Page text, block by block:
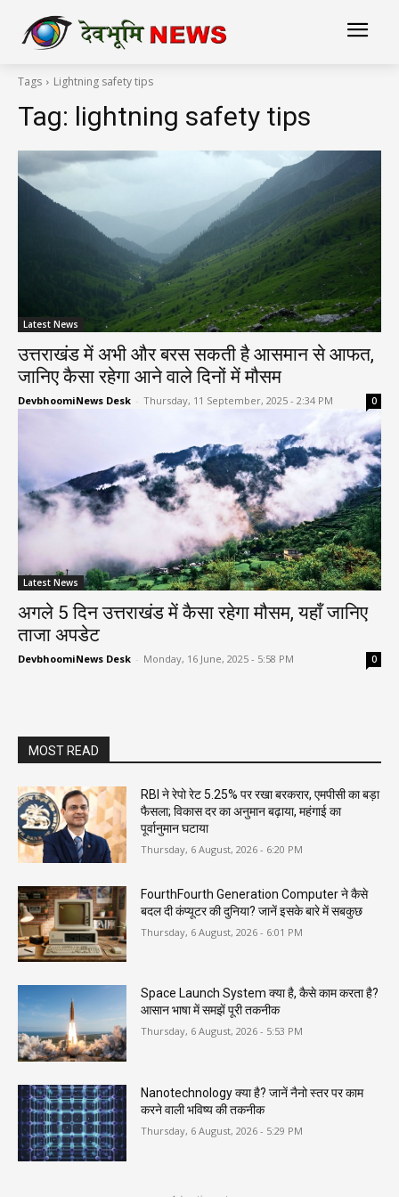
Tags Lightning safety tips
Tag: lightning safety tips
Latest News
उत्तराखंड में अभी और बरस सकती है आसमान से आफत,
जानिए कैसा रहेगा आने वाले दिनों में मौसम
DevbhoomiNews Desk - Thursday, 11 September, 2025 - 2:34 PM 0
Latest News
अगले 5 दिन उत्तराखंड में कैसा रहेगा मौसम, यहाँ जानिए
ताजा अपडेट
DevbhoomiNews Desk - Monday, 16 June, 2025 - 5:58 PM 0
MOST READ
RBI ने रेपो रेट 5.25% पर रखा बरकरार, एमपीसी का बड़ा
फैसला; विकास दर का अनुमान बढ़ाया, महंगाई का
पूर्वानुमान घटाया
Thursday, 6 August, 2026 - 6:20 PM
FourthFourth Generation Computer ने कैसे
बदल दी कंप्यूटर की दुनिया? जानें इसके बारे में सबकुछ
Thursday, 6 August, 2026 - 6:01 PM
Space Launch System क्या है, कैसे काम करता है?
आसान भाषा में समझें पूरी तकनीक
Thursday, 6 August, 2026 - 5:53 PM
Nanotechnology क्या है? जानें नैनो स्तर पर काम
करने वाली भविष्य की तकनीक
Thursday, 6 August, 2026 - 5:29 PM